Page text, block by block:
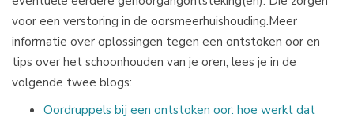
voor een verstoring in de oorsmeerhuishouding.Meer
informatie over oplossingen tegen een ontstoken oor en
tips over het schoonhouden van je oren, lees je in de
volgende twee blogs:
Oordruppels bij een ontstoken oor: hoe werkt dat